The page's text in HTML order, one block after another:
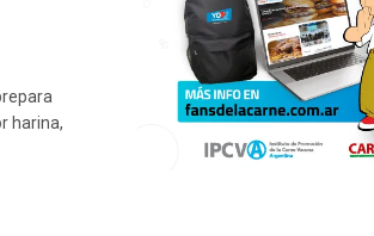
harina,